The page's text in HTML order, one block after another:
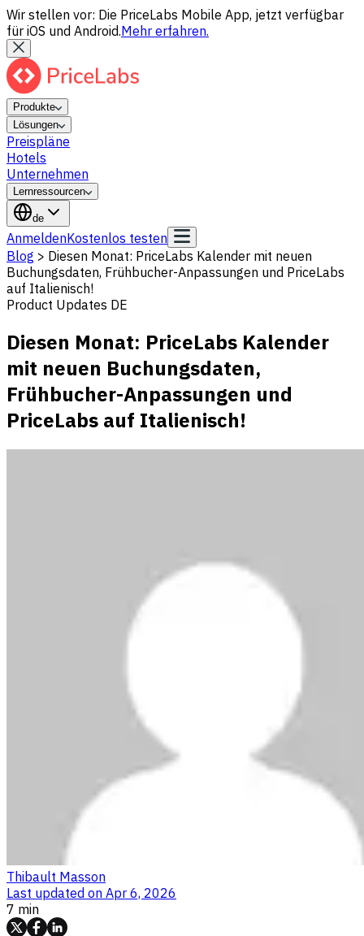
Wir stellen vor: Die PriceLabs Mobile App, jetzt verfügbar
für iOS und Android.Mehr erfahren.
Produkte
Lösungen
Preispläne
Hotels
Unternehmen
Lernressourcen
de
AnmeldenKostenlos testen
Blog > Diesen Monat: PriceLabs Kalender mit neuen
Buchungsdaten, Frühbucher-Anpassungen und PriceLabs
auf Italienisch!
Product Updates DE
Diesen Monat: PriceLabs Kalender
mit neuen Buchungsdaten,
Frühbucher-Anpassungen und
PriceLabs auf Italienisch!
Thibault Masson
Last updated on Apr 6, 2026
7 min